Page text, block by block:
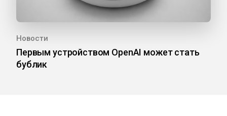
Новости
Первым устройством OpenAI может стать
бублик